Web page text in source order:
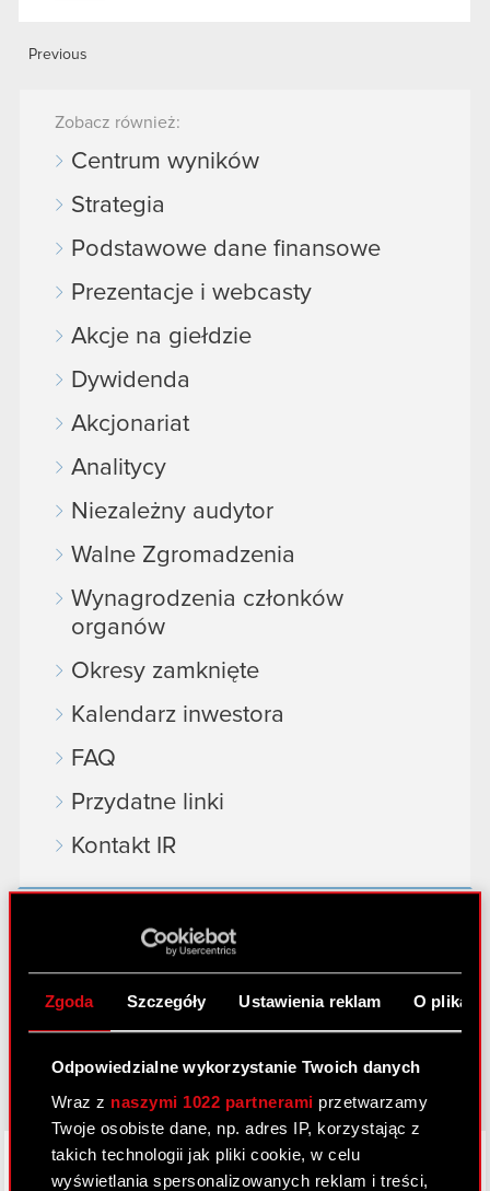
Zgoda Szczegóły Ustawienia reklam O
Odpowiedzialne wykorzystanie Twoich danych
Wraz z naszymi 1022 partnerami przetwarzamy
Twoje osobiste dane, np. adres IP, korzystając z
takich technologii jak pliki cookie, w celu
wyświetlania spersonalizowanych reklam i treści,
Previous
Zobacz również:
Centrum wyników
Strategia
Podstawowe dane finansowe
Prezentacje i webcasty
Akcje na giełdzie
Dywidenda
Akcjonariat
Analitycy
Niezależny audytor
Walne Zgromadzenia
Wynagrodzenia członków
organów
Okresy zamknięte
Kalendarz inwestora
FAQ
Przydatne linki
Kontakt IR
Dowiedz się więcej:
thewitcher.com
cyberpunk.net
LinkedIn